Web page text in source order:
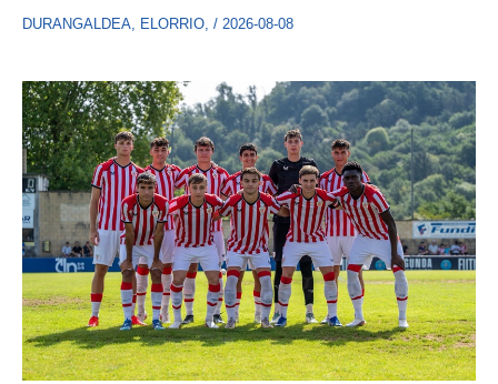
DURANGALDEA, ELORRIO, / 2026-08-08